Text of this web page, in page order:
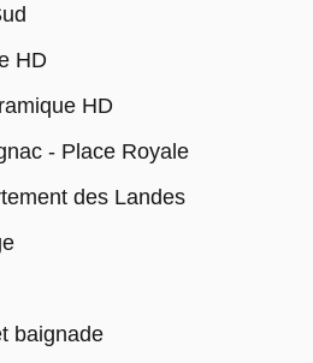
HD
HD
- Place Royale
des Landes
baignade